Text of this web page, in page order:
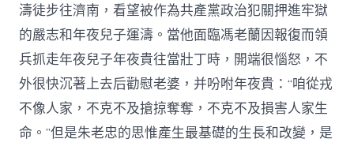
濤徒步往濟南，看望被作為共產黨政治犯關押進牢獄
的嚴志和年夜兒子運濤。當他面臨馮老蘭因報復而領
兵抓走年夜兒子年夜貴往當壯丁時，開端很惱怒，不
外很快沉著上去后勸慰老婆，并吩咐年夜貴：“咱從戎
不像人家，不克不及搶掠奪奪，不克不及損害人家生
命。”但是朱老忠的思惟產生最基礎的生長和改變，是